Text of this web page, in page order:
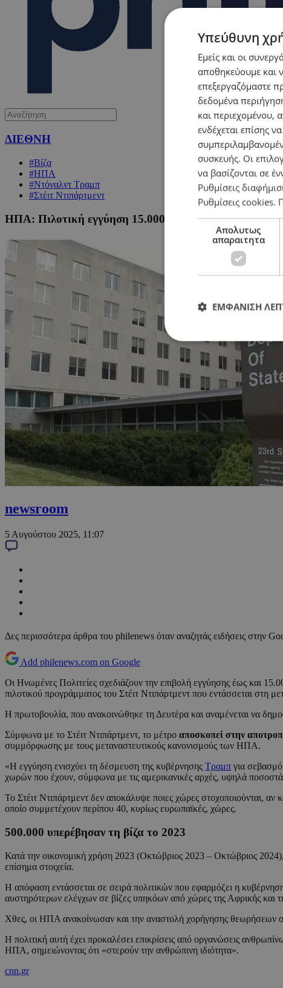
ΔΙΕΘΝΗ
#Βίζα
#ΗΠΑ
#Ντόναλντ Τραμπ
#Στέιτ Ντιπάρτμεντ
ΗΠΑ: Πιλοτική εγγύηση 15.000 δολαρίων για
newsroom
5 Αυγούστου 2025, 11:07
Δες περισσότερα άρθρα του philenews όταν αναζητάς ειδήσεις στην
Add philenews.com on Google
Οι Ηνωμένες Πολιτείες σχεδιάζουν την επιβολή εγγύησης έως και
πιλοτικού προγράμματος του Στέιτ Ντιπάρτμεντ που εντάσσεται στη
Η πρωτοβουλία, που ανακοινώθηκε τη Δευτέρα και αναμένεται να
Σύμφωνα με το Στέιτ Ντιπάρτμεντ, το μέτρο αποσκοπεί στην
συμμόρφωσης με τους μεταναστευτικούς κανονισμούς των ΗΠΑ.
«Η εγγύηση ενισχύει τη δέσμευση της κυβέρνησης Τραμπ για
χωρών που έχουν, σύμφωνα με τις αμερικανικές αρχές, υψηλά
Το Στέιτ Ντιπάρτμεντ δεν αποκάλυψε ποιες χώρες στοχοποιούνται,
οποίο συμμετέχουν περίπου 40, κυρίως ευρωπαϊκές, χώρες.
500.000 υπερέβησαν τη βίζα το 2023
Κατά την οικονομική χρήση 2023 (Οκτώβριος 2023 – Οκτώβριος
επίσημα στοιχεία.
Η απόφαση εντάσσεται σε σειρά πολιτικών που εφαρμόζει η
αυστηρότερων ελέγχων σε βίζες υπηκόων από χώρες της Αφρικής και
Χθες, οι ΗΠΑ ανακοίνωσαν και την αναστολή χορήγησης θεωρήσεων
Η πολιτική αυτή έχει προκαλέσει επικρίσεις από οργανώσεις
ΗΠΑ, σημειώνοντας ότι «στερούν την ανθρώπινη ιδιότητα».
cnn.gr
Υπεύθυνη
Εμείς και οι
αποθηκεύουμε και
επεξεργαζόμαστε
δεδομένα
και περιεχομένου,
ενδέχεται επίσης
συσκευής. Οι
να βασίζονται σε
Ρυθμίσεις
Ρυθμίσεις cookies.
Απολυτως
απαραιτητα
ΕΜΦΑΝΙΣΗ